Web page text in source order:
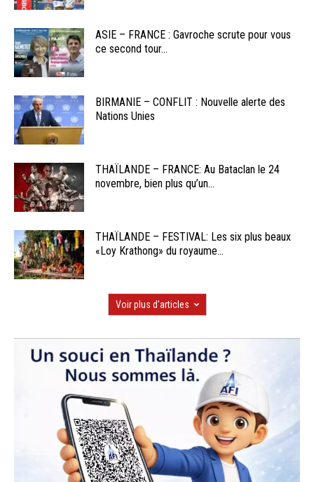
ASIE – FRANCE : Gavroche scrute pour vous
ce second tour...
BIRMANIE – CONFLIT : Nouvelle alerte des
Nations Unies
THAÏLANDE – FRANCE: Au Bataclan le 24
novembre, bien plus qu’un...
THAÏLANDE – FESTIVAL: Les six plus beaux
«Loy Krathong» du royaume...
Voir plus d'articles